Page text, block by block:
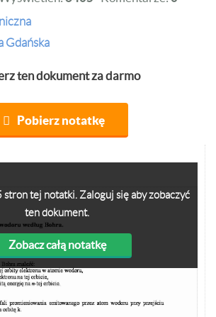
Gdańska
ten dokument za darmo
Pobierz notatkę
stron tej notatki. Zaloguj się aby zobaczyć
ten dokument.
Zobacz całą notatkę